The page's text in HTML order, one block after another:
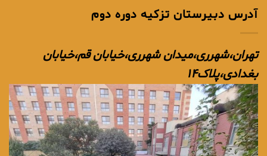
آدرس دبیرستان تزکیه دوره دوم
تهران،شهرری،میدان شهرری،خیابان قم،خیابان
بغدادی،پلاک۱۴